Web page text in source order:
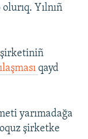
Yılnıñ
şirketiniñ
qayd
yarımadağa
şirketke